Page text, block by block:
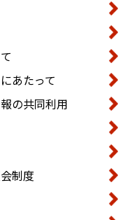
あたって
の共同利用
制度